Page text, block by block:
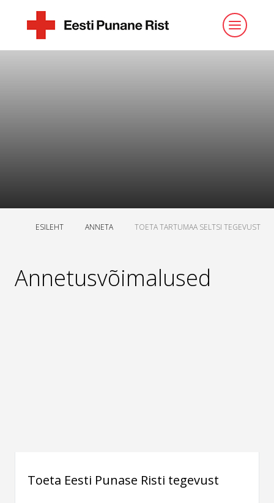
ESILEHT ANNETA TOETA TARTUMAA SELTSI TEGEVUST
Annetusvõimalused
Toeta Eesti Punase Risti tegevust